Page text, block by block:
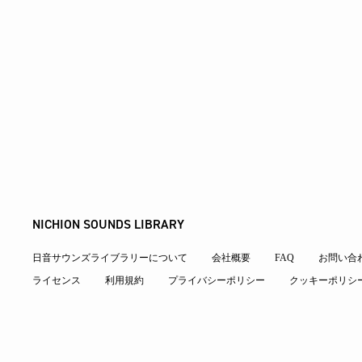
NICHION SOUNDS LIBRARY
日音サウンズライブラリーについて 会社概要 FAQ
お問い合
ライセンス
利用規約 プライバシーポリシー クッキーポリシ